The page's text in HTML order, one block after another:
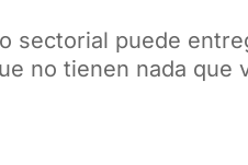
sectorial puede
no tienen nada que